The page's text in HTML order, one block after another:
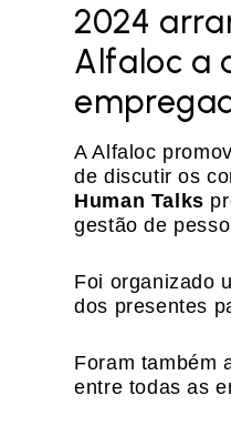
2024
Alfaloc a
A Alfaloc
de discutir os
Human Talks
gestão de
Foi organizado
dos presentes
Foram também
entre todas as